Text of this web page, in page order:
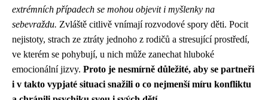
extrémních případech se mohou objevit i myšlenky na
sebevraždu. Zvláště citlivě vnímají rozvodové spory děti. Pocit
nejistoty, strach ze ztráty jednoho z rodičů a stresující prostředí,
ve kterém se pohybují, u nich může zanechat hluboké
emocionální jizvy. Proto je nesmírně důležité, aby se partneři
i v takto vypjaté situaci snažili o co nejmenší míru konfliktu